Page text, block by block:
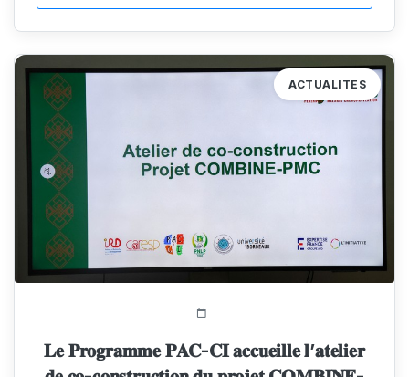
ACTUALITES
𝐋𝐞 𝐏𝐫𝐨𝐠𝐫𝐚𝐦𝐦𝐞 𝐏𝐀𝐂-𝐂𝐈 𝐚𝐜𝐜𝐮𝐞𝐢𝐥𝐥𝐞 𝐥’𝐚𝐭𝐞𝐥𝐢𝐞𝐫